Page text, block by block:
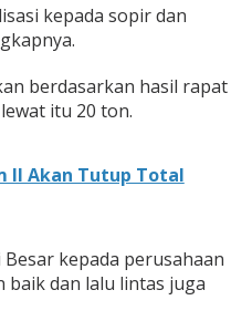
kepada sopir dan
berdasarkan hasil rapat
itu 20 ton.
II Akan Tutup Total
kepada perusahaan
dan lalu lintas juga